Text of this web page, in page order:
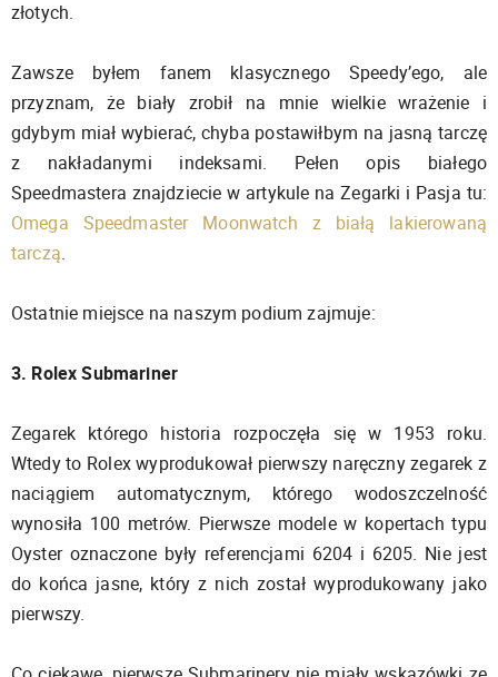
złotych.
Zawsze byłem fanem klasycznego Speedy’ego, ale
przyznam, że biały zrobił na mnie wielkie wrażenie i
gdybym miał wybierać, chyba postawiłbym na jasną tarczę
z nakładanymi indeksami. Pełen opis białego
Speedmastera znajdziecie w artykule na Zegarki i Pasja tu:
Omega Speedmaster Moonwatch z białą lakierowaną
tarczą.
Ostatnie miejsce na naszym podium zajmuje:
3. Rolex Submariner
Zegarek którego historia rozpoczęła się w 1953 roku.
Wtedy to Rolex wyprodukował pierwszy naręczny zegarek z
naciągiem automatycznym, którego wodoszczelność
wynosiła 100 metrów. Pierwsze modele w kopertach typu
Oyster oznaczone były referencjami 6204 i 6205. Nie jest
do końca jasne, który z nich został wyprodukowany jako
pierwszy.